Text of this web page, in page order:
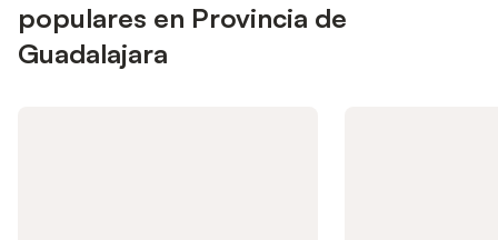
populares en Provincia de
Guadalajara